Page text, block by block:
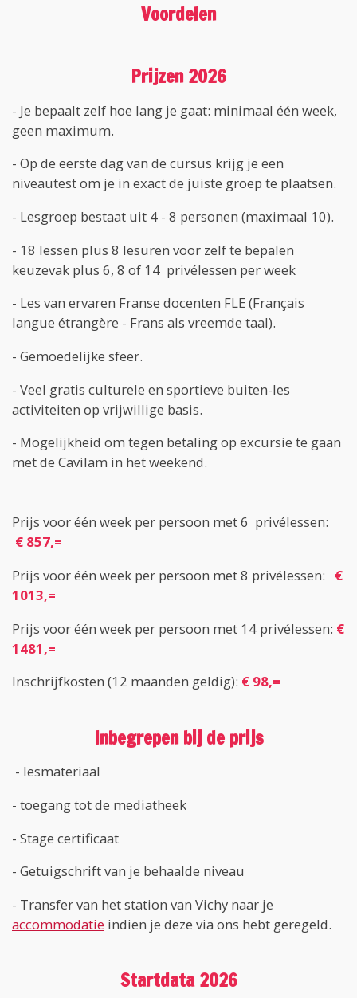
Voordelen
Prijzen 2026
- Je bepaalt zelf hoe lang je gaat: minimaal één week,
geen maximum.
- Op de eerste dag van de cursus krijg je een
niveautest om je in exact de juiste groep te plaatsen.
- Lesgroep bestaat uit 4 - 8 personen (maximaal 10).
- 18 lessen plus 8 lesuren voor zelf te bepalen
keuzevak plus 6, 8 of 14 privélessen per week
- Les van ervaren Franse docenten FLE (Français
langue étrangère - Frans als vreemde taal).
- Gemoedelijke sfeer.
- Veel gratis culturele en sportieve buiten-les
activiteiten op vrijwillige basis.
- Mogelijkheid om tegen betaling op excursie te gaan
met de Cavilam in het weekend.
Prijs voor één week per persoon met 6 privélessen:
€ 857,=
Prijs voor één week per persoon met 8 privélessen: €
1013,=
Prijs voor één week per persoon met 14 privélessen: €
1481,=
Inschrijfkosten (12 maanden geldig): € 98,=
Inbegrepen bij de prijs
- lesmateriaal
- toegang tot de mediatheek
- Stage certificaat
- Getuigschrift van je behaalde niveau
- Transfer van het station van Vichy naar je
accommodatie indien je deze via ons hebt geregeld.
Startdata 2026